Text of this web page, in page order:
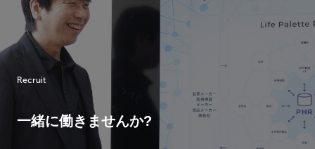
Recruit
一緒に働きませんか?